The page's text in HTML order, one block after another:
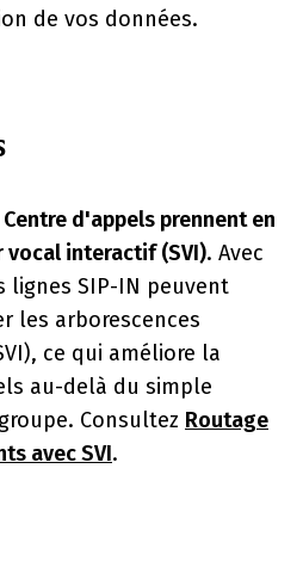
de vos données.
d'appels prennent en
vocal interactif (SVI). Avec
lignes SIP-IN peuvent
les arborescences
ce qui améliore la
au-delà du simple
Consultez Routage
avec SVI.